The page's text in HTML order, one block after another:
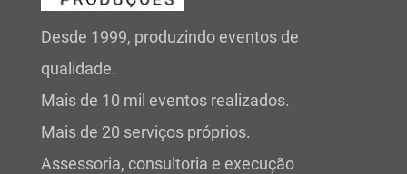
Desde 1999, produzindo eventos de
qualidade.
Mais de 10 mil eventos realizados.
Mais de 20 serviços próprios.
Assessoria, consultoria e execução